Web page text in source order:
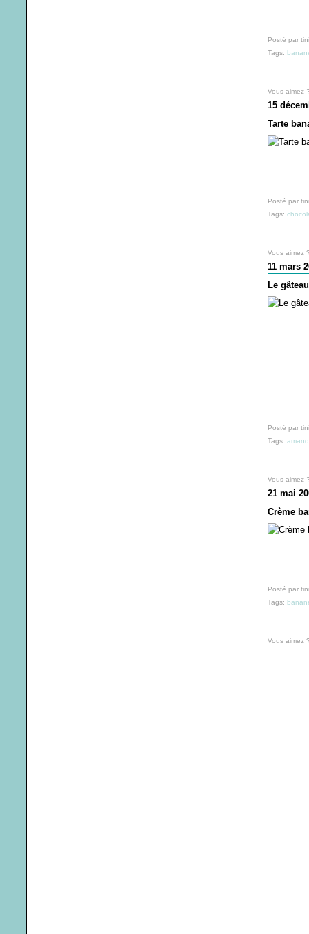
Posté par
Tags:
Vous aimez ?
15
Tarte
Posté par
Tags:
Vous aimez ?
11 mars
Le
Posté par
Tags:
Vous aimez ?
21 mai
Crème
Posté par
Tags:
Vous aimez ?